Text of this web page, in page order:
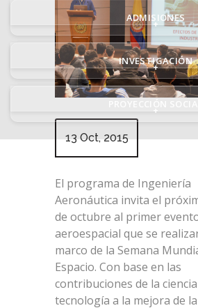
ADMISIONES
+
INVESTIGACIÓN
+
+
13 Oct, 2015
El programa de Ingeniería
Aeronáutica invita el
de octubre al primer
aeroespacial que se
marco de la Semana
Espacio. Con base en las
contribuciones de la
tecnología a la mejora de